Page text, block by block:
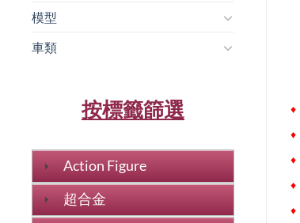
模型
車類
按標籤篩選
Action Figure
超合金
♦
♦
♦
♦
♦